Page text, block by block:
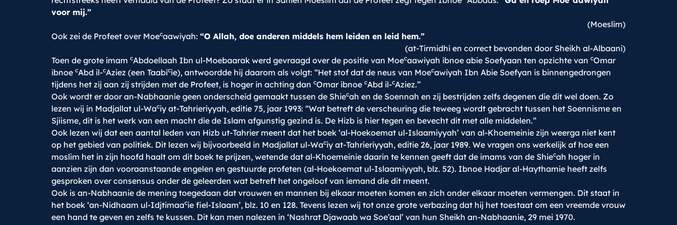
voor mij.”
(Moeslim)
Ook zei de Profeet over Moecaawiyah: “O Allah, doe anderen middels hem leiden en leid hem.”
(at-Tirmidhi en correct bevonden door Sheikh al-Albaani)
Toen de grote imam cAbdoellaah Ibn ul-Moebaarak werd gevraagd over de positie van Moecaawiyah ibnoe abie Soefyaan ten opzichte van cOmar
ibnoe cAbd il-cAziez (een Taabicie), antwoordde hij daarom als volgt: “Het stof dat de neus van Moecawiyah Ibn Abie Soefyan is binnengedrongen
tijdens het zij aan zij strijden met de Profeet, is hoger in achting dan cOmar ibnoe cAbd il-cAziez.”
Ook wordt er door an-Nabhaanie geen onderscheid gemaakt tussen de Shiecah en de Soennah en zij bestrijden zelfs degenen die dit wel doen. Zo
lezen wij in Madjallat ul-Waciy at-Tahrieriyyah, editie 75, jaar 1993: “Wat betreft de verscheuring die teweeg wordt gebracht tussen het Soennisme en
Sjiisme, dit is het werk van een macht die de Islam afgunstig gezind is. De Hizb is hier tegen en bevecht dit met alle middelen.”
Ook lezen wij dat een aantal leden van Hizb ut-Tahrier meent dat het boek ‘al-Hoekoemat ul-Islaamiyyah’ van al-Khoemeinie zijn weerga niet kent
op het gebied van politiek. Dit lezen wij bijvoorbeeld in Madjallat ul-Waciy at-Tahrieriyyah, editie 26, jaar 1989. We vragen ons werkelijk af hoe een
moslim het in zijn hoofd haalt om dit boek te prijzen, wetende dat al-Khoemeinie daarin te kennen geeft dat de imams van de Shiecah hoger in
aanzien zijn dan vooraanstaande engelen en gestuurde profeten (al-Hoekoemat ul-Islaamiyyah, blz. 52). Ibnoe Hadjar al-Haythamie heeft zelfs
gesproken over consensus onder de geleerden wat betreft het ongeloof van iemand die dit meent.
Ook is an-Nabhaanie de mening toegedaan dat vrouwen en mannen bij elkaar moeten komen en zich onder elkaar moeten vermengen. Dit staat in
het boek ‘an-Nidhaam ul-Idjtimaacie fiel-Islaam’, blz. 10 en 128. Tevens lezen wij tot onze grote verbazing dat hij het toestaat om een vreemde vrouw
een hand te geven en zelfs te kussen. Dit kan men nalezen in ‘Nashrat Djawaab wa Soe’aal’ van hun Sheikh an-Nabhaanie, 29 mei 1970.